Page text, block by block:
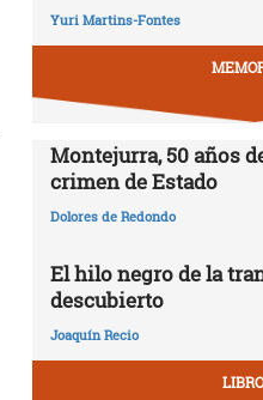
Yuri Martins-Fontes
Montejurra, 50 años
crimen de Estado
Dolores de Redondo
El hilo negro de la
descubierto
Joaquín Recio